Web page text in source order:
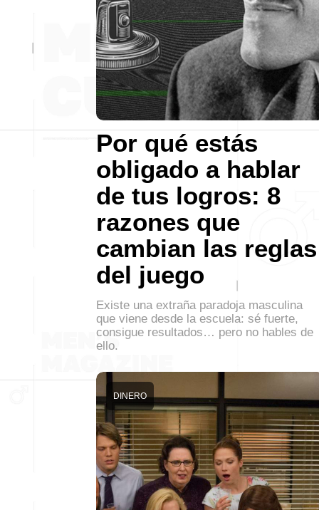
Por qué estás
obligado a hablar
de tus logros: 8
razones que
cambian las reglas
del juego
Existe una extraña paradoja masculina
que viene desde la escuela: sé fuerte,
consigue resultados… pero no hables de
ello.
DINERO